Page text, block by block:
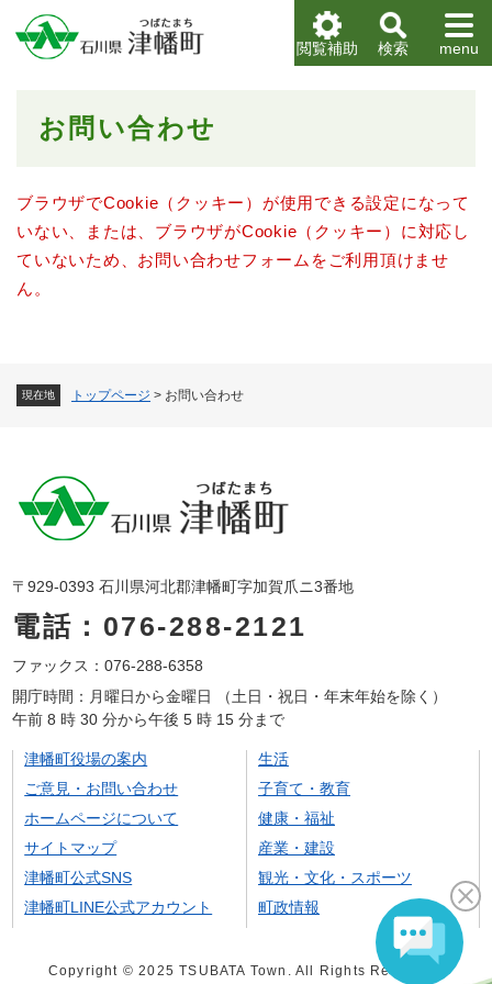
メニューを飛ばして本文へ
閲覧補助
検索 menu
現在地 トップページ > お問い合わせ
お問い合わせ
ブラウザでCookie（クッキー）が使用できる設定になって
いない、または、ブラウザがCookie（クッキー）に対応し
ていないため、お問い合わせフォームをご利用頂けませ
ん。
〒929-0393 石川県河北郡津幡町字加賀爪ニ3番地
電話：076-288-2121
ファックス：076-288-6358
開庁時間：月曜日から金曜日 （土日・祝日・年末年始を除く）
午前 8 時 30 分から午後 5 時 15 分まで
津幡町役場の案内
ご意見・お問い合わせ
ホームページについて
サイトマップ
津幡町公式SNS
津幡町LINE公式アカウント
生活
子育て・教育
健康・福祉
産業・建設
観光・文化・スポーツ
町政情報
Copyright © 2025 TSUBATA Town. All Rights Reserved.